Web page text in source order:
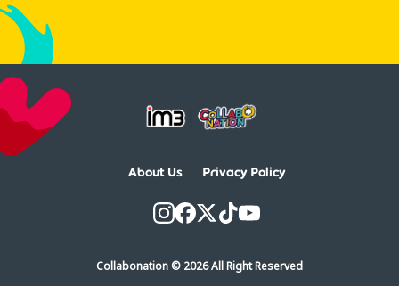
About Us Privacy Policy
Collabonation © 2026 All Right Reserved